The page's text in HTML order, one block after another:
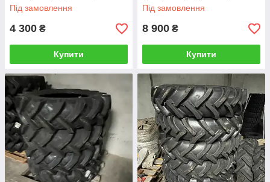
Під замовлення
4 300 ₴
Купити
Під замовлення
8 900 ₴
Купити